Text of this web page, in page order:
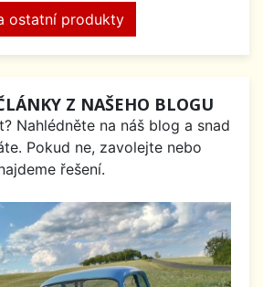
ostatní produkty
Z NAŠEHO BLOGU
Nahlédněte na náš blog a snad
Pokud ne, zavolejte nebo
řešení.